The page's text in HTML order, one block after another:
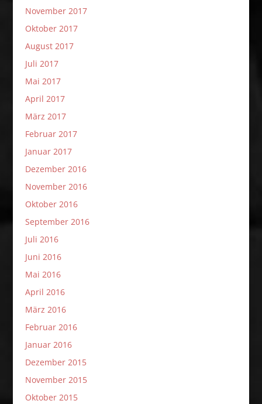
November 2017
Oktober 2017
August 2017
Juli 2017
Mai 2017
April 2017
März 2017
Februar 2017
Januar 2017
Dezember 2016
November 2016
Oktober 2016
September 2016
Juli 2016
Juni 2016
Mai 2016
April 2016
März 2016
Februar 2016
Januar 2016
Dezember 2015
November 2015
Oktober 2015